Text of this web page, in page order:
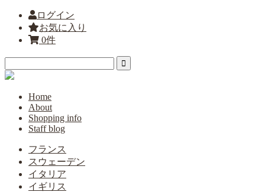
ログイン
お気に入り
0件
Home
About
Shopping info
Staff blog
フランス
スウェーデン
イタリア
イギリス